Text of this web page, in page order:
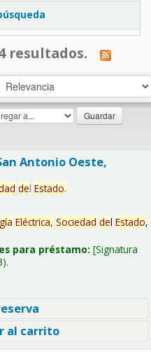
resultados.
Antonio Oeste,
del Estado.
Eléctrica, Sociedad del Estado,
para préstamo: Signatura
al carrito